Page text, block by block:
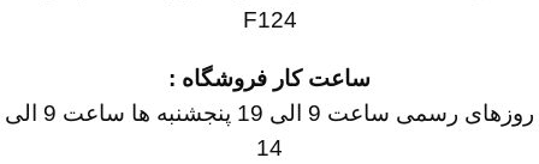
F124
ساعت کار فروشگاه :
روزهای رسمی ساعت 9 الی 19 پنجشنبه ها ساعت 9 الی
14